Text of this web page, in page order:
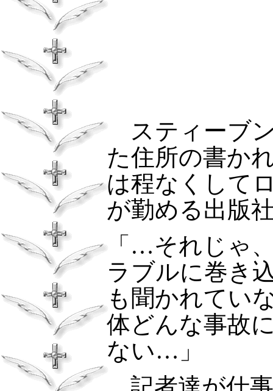
スティーブ
た住所の書か
は程なくして
が勤める出版
「…それじゃ
ラブルに巻き
も聞かれてい
体どんな事故
ない…」